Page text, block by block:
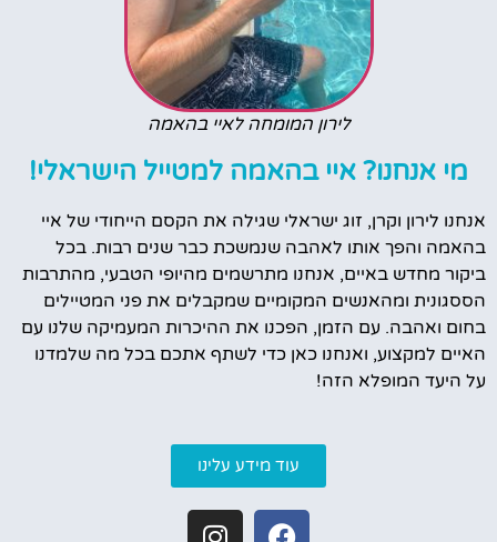
לירון המומחה לאיי בהאמה
מי אנחנו? איי בהאמה למטייל הישראלי!
אנחנו לירון וקרן, זוג ישראלי שגילה את הקסם הייחודי של איי
בהאמה והפך אותו לאהבה שנמשכת כבר שנים רבות. בכל
ביקור מחדש באיים, אנחנו מתרשמים מהיופי הטבעי, מהתרבות
הססגונית ומהאנשים המקומיים שמקבלים את פני המטיילים
בחום ואהבה. עם הזמן, הפכנו את ההיכרות המעמיקה שלנו עם
האיים למקצוע, ואנחנו כאן כדי לשתף אתכם בכל מה שלמדנו
על היעד המופלא הזה!
עוד מידע עלינו